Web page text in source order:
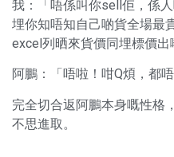
我：「唔係叫你sell佢，係
埋你知唔知自己啲貨全場最
excel列晒來貨價同埋標價出
阿鵬：「唔啦！咁Q煩，都
完全切合返阿鵬本身嘅性格
不思進取。